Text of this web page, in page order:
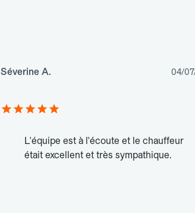
Séverine A. 04/
L'équipe est à l'écoute et le chauffeur
était excellent et très sympathique.